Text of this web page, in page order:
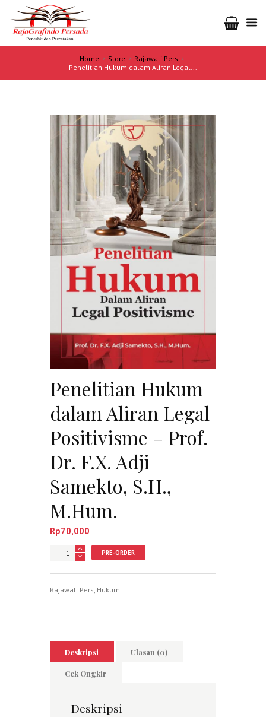
Home Store
Rajawali Pers
Penelitian Hukum dalam Aliran Legal...
Penelitian Hukum
dalam Aliran Legal
Positivisme – Prof.
Dr. F.X. Adji
Samekto, S.H.,
M.Hum.
Rp70,000
Jumlah PRE-ORDER
Rajawali Pers, Hukum
Deskripsi Ulasan (0)
Cek Ongkir
Deskripsi